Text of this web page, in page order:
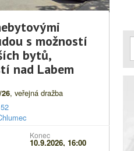
s možností
bytů,
nad Labem
, veřejná dražba
parc.č. 159/1, součástí je
Chlumec, č.p. 52, vše v
Konec
10.9.2026, 16:00